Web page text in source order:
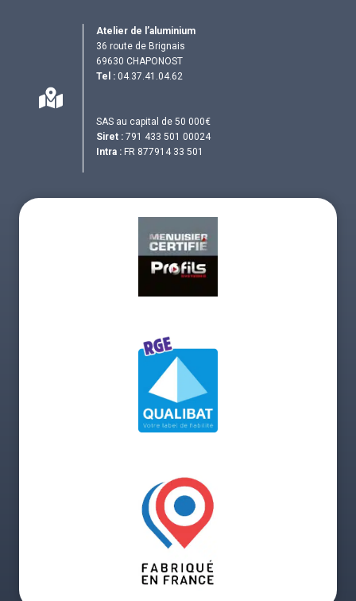
Atelier de l’aluminium
36 route de Brignais
69630 CHAPONOST
Tel : 04.37.41.04.62
SAS au capital de 50 000€
Siret : 791 433 501 00024
Intra : FR 877914 33 501